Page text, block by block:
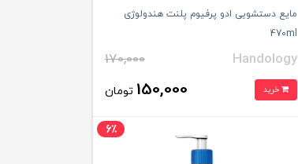
مایع دستشویی ادو پرفیوم پلنت هندولوژی
470ml
Handology
170,000
خرید 150,000 تومان
6٪